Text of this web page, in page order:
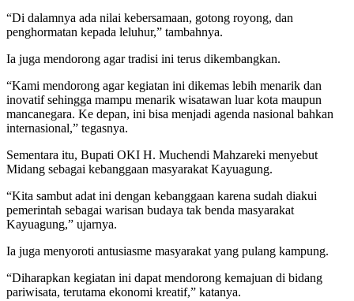
“Di dalamnya ada nilai kebersamaan, gotong royong, dan
penghormatan kepada leluhur,” tambahnya.
Ia juga mendorong agar tradisi ini terus dikembangkan.
“Kami mendorong agar kegiatan ini dikemas lebih menarik dan
inovatif sehingga mampu menarik wisatawan luar kota maupun
mancanegara. Ke depan, ini bisa menjadi agenda nasional bahkan
internasional,” tegasnya.
Sementara itu, Bupati OKI H. Muchendi Mahzareki menyebut
Midang sebagai kebanggaan masyarakat Kayuagung.
“Kita sambut adat ini dengan kebanggaan karena sudah diakui
pemerintah sebagai warisan budaya tak benda masyarakat
Kayuagung,” ujarnya.
Ia juga menyoroti antusiasme masyarakat yang pulang kampung.
“Diharapkan kegiatan ini dapat mendorong kemajuan di bidang
pariwisata, terutama ekonomi kreatif,” katanya.